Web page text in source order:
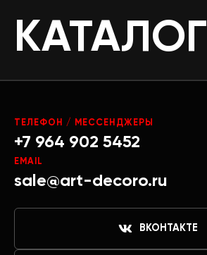
КАТАЛОГ
ТЕЛЕФОН / МЕССЕНДЖЕРЫ
+7 964 902 5452
EMAIL
sale@art-decoro.ru
ВКОНТАКТЕ